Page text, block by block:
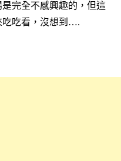
完全不感興趣的，但這
吃吃看，沒想到….